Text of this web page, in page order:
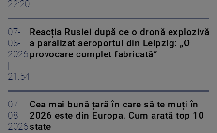
22:20
07-
08-
2026
21:54
Reacția Rusiei după ce o dronă explozivă
a paralizat aeroportul din Leipzig: „O
provocare complet fabricată”
07-
08-
2026
Cea mai bună țară în care să te muți în
2026 este din Europa. Cum arată top 10
state